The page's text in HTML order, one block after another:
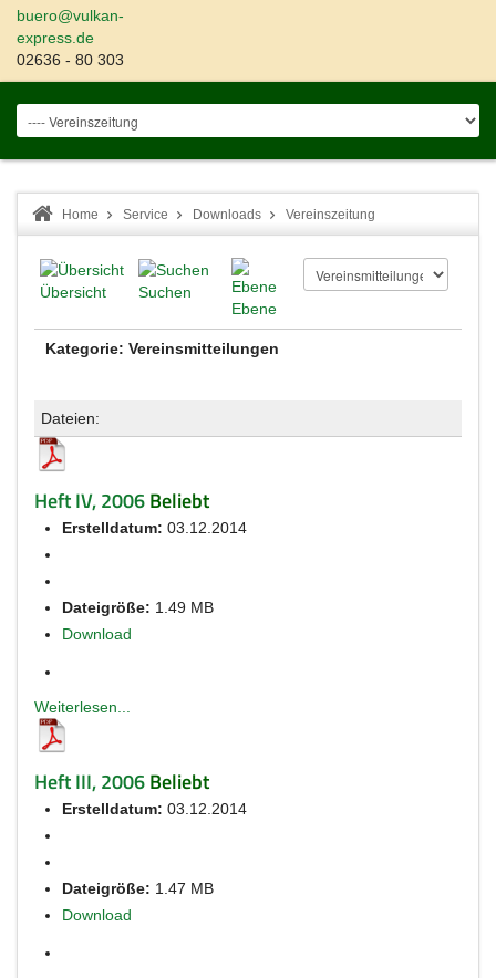
buero@vulkan-
express.de
02636 - 80 303
Home Service Downloads Vereinszeitung
Übersicht
Suchen
Ebene
Kategorie: Vereinsmitteilungen
Dateien:
Heft IV, 2006Beliebt
Erstelldatum: 03.12.2014
Dateigröße: 1.49 MB
Download
Weiterlesen...
Heft III, 2006Beliebt
Erstelldatum: 03.12.2014
Dateigröße: 1.47 MB
Download